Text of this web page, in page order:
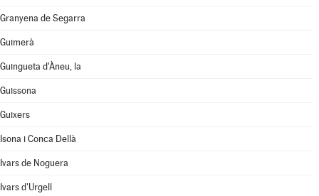
Granyena de Segarra
Guimerà
Guingueta d'Àneu, la
Guissona
Guixers
Isona i Conca Dellà
Ivars de Noguera
Ivars d'Urgell